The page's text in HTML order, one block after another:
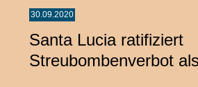
30.09.2020
Santa Lucia ratifiziert
Streubombenverbot